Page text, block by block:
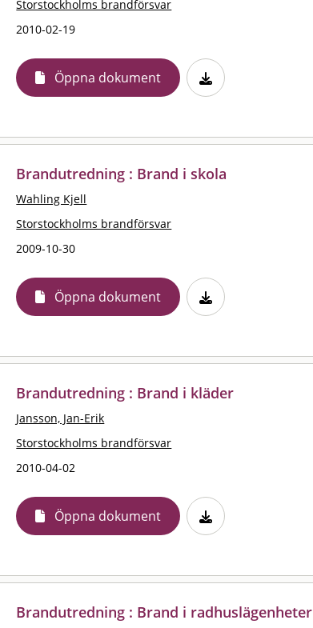
Storstockholms brandförsvar
2010-02-19
Öppna dokument
Brandutredning : Brand i skola
Wahling Kjell
Storstockholms brandförsvar
2009-10-30
Öppna dokument
Brandutredning : Brand i kläder
Jansson, Jan-Erik
Storstockholms brandförsvar
2010-04-02
Öppna dokument
Brandutredning : Brand i radhuslägenheter